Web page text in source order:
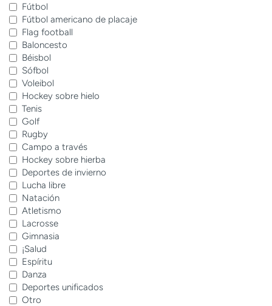
Fútbol
Fútbol americano de placaje
Flag football
Baloncesto
Béisbol
Sófbol
Voleibol
Hockey sobre hielo
Tenis
Golf
Rugby
Campo a través
Hockey sobre hierba
Deportes de invierno
Lucha libre
Natación
Atletismo
Lacrosse
Gimnasia
¡Salud
Espíritu
Danza
Deportes unificados
Otro